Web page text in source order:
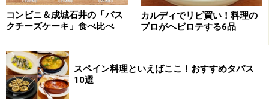
コンビニ＆成城石井の「バス
クチーズケーキ」食べ比べ
カルディでリピ買い！料理の
プロがヘビロテする6品
スペイン料理といえばここ！おすすめタパス
10選